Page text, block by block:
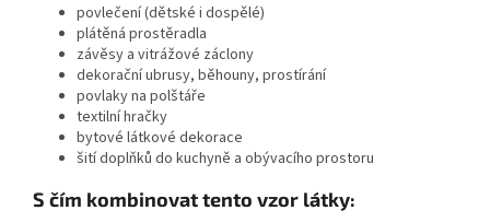
povlečení (dětské i dospělé)
plátěná prostěradla
závěsy a vitrážové záclony
dekorační ubrusy, běhouny, prostírání
povlaky na polštáře
textilní hračky
bytové látkové dekorace
šití doplňků do kuchyně a obývacího prostoru
S čím kombinovat tento vzor látky: